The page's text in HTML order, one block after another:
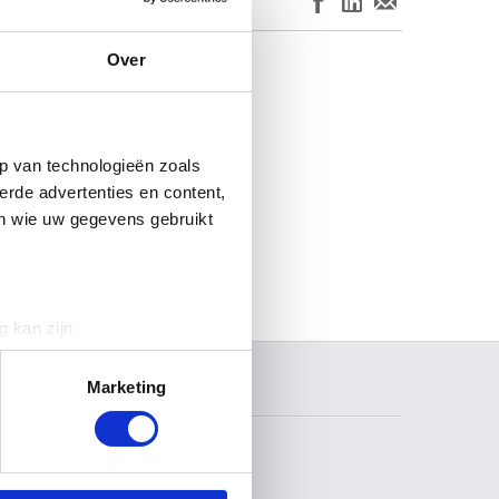
Over
van technologieën zoals
advertenties en content,
wie uw gegevens gebruikt
kan zijn
detailgedeelte in. U kunt uw
Marketing
Gelieve de
voor